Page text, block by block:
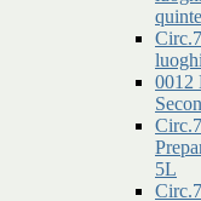
quinte
0012
5L